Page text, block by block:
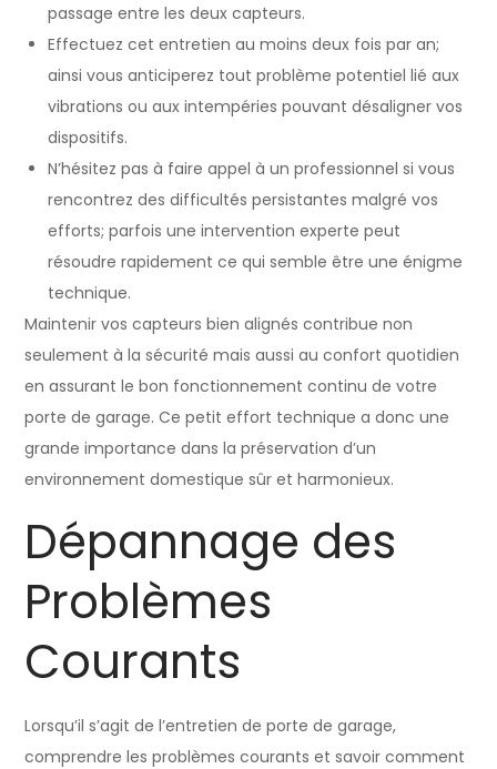
passage entre les deux capteurs.
Effectuez cet entretien au moins deux fois par an;
ainsi vous anticiperez tout problème potentiel lié aux
vibrations ou aux intempéries pouvant désaligner vos
dispositifs.
N’hésitez pas à faire appel à un professionnel si vous
rencontrez des difficultés persistantes malgré vos
efforts; parfois une intervention experte peut
résoudre rapidement ce qui semble être une énigme
technique.
Maintenir vos capteurs bien alignés contribue non
seulement à la sécurité mais aussi au confort quotidien
en assurant le bon fonctionnement continu de votre
porte de garage. Ce petit effort technique a donc une
grande importance dans la préservation d’un
environnement domestique sûr et harmonieux.
Dépannage des
Problèmes
Courants
Lorsqu’il s’agit de l’entretien de porte de garage,
comprendre les problèmes courants et savoir comment